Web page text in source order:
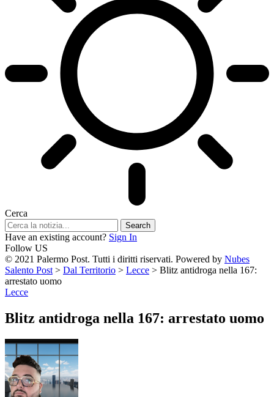
Cerca
Have an existing account? Sign In
Follow US
© 2021 Palermo Post. Tutti i diritti riservati. Powered by Nubes
Salento Post > Dal Territorio > Lecce > Blitz antidroga nella 167:
arrestato uomo
Lecce
Blitz antidroga nella 167: arrestato uomo